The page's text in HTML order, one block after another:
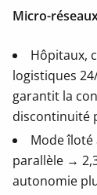
Micro-
Hôpitaux,
logistiques
garantit la
discontinuité
Mode îloté
parallèle →
autonomie